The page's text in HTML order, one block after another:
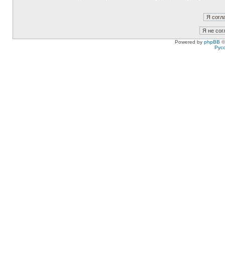
Powered by phpBB